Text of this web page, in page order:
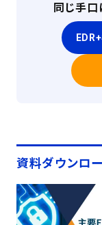
同じ手口
資料ダウンロー